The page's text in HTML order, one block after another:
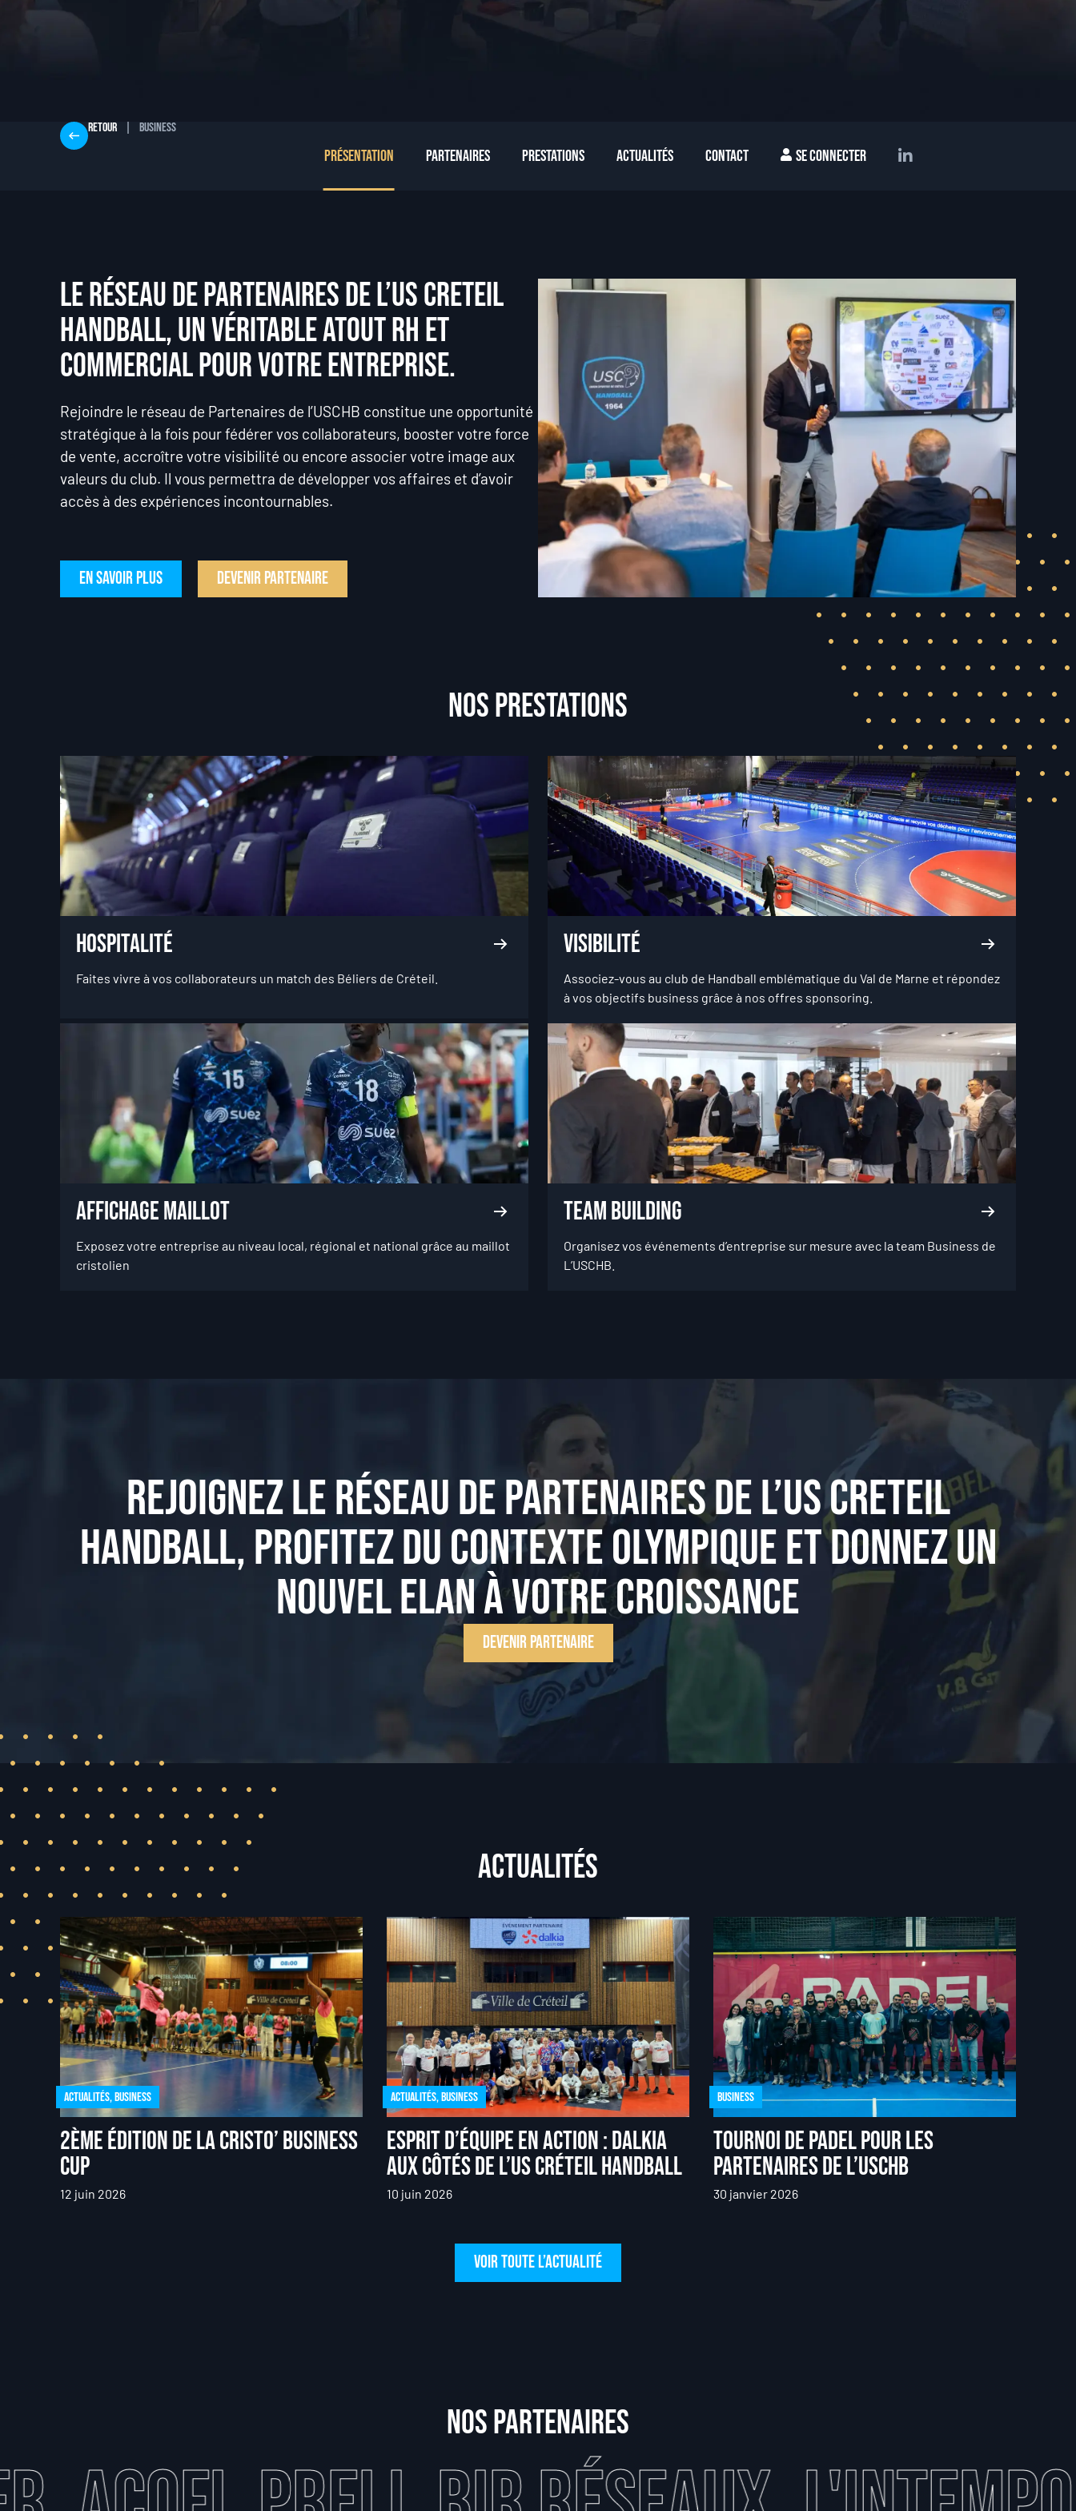
Retour Business
Présentation Partenaires Prestations Actualités Contact Se connecter
Le réseau de partenaires de L’US CRETEIL
HANDBALL, un véritable atout RH et
commercial pour votre entreprise.
Rejoindre le réseau de Partenaires de l’USCHB constitue une opportunité
stratégique à la fois pour fédérer vos collaborateurs, booster votre force
de vente, accroître votre visibilité ou encore associer votre image aux
valeurs du club. Il vous permettra de développer vos affaires et d’avoir
accès à des expériences incontournables.
En savoir plus Devenir partenaire
Nos prestations
Hospitalité
Faites vivre à vos collaborateurs un match des Béliers de Créteil.
Visibilité
Associez-vous au club de Handball emblématique du Val de Marne et répondez
à vos objectifs business grâce à nos offres sponsoring.
Affichage maillot
Exposez votre entreprise au niveau local, régional et national grâce au maillot
cristolien
Team Building
Organisez vos événements d’entreprise sur mesure avec la team Business de
L’USCHB.
REJOIGNEZ LE RÉSEAU DE PARTENAIRES DE L’US CRETEIL
HANDBALL, PROFITEZ DU CONTEXTE OLYMPIQUE ET DONNEZ UN
NOUVEL ELAN À VOTRE CROISSANCE
Devenir Partenaire
Actualités
Actualités,Business
2ème édition de la Cristo’ Business
Cup
12 juin 2026
Actualités,Business
Esprit d’équipe en action : Dalkia
aux côtés de l’US Créteil Handball
10 juin 2026
Business
Tournoi de padel pour les
partenaires de l’USCHB
30 janvier 2026
voir toute l’actualité
Nos partenaires